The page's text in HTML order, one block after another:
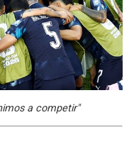
a competir"